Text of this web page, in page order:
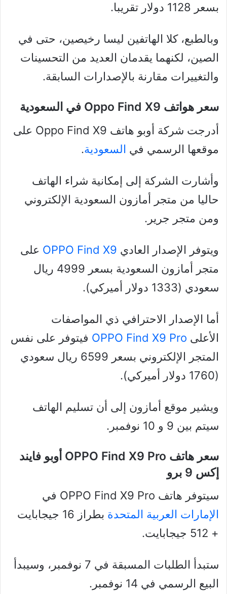
بسعر 1128 دولار تقريبا.
وبالطبع، كلا الهاتفين ليسا رخيصين، حتى في
الصين، لكنهما يقدمان العديد من التحسينات
والتغييرات مقارنة بالإصدارات السابقة.
سعر هواتف Oppo Find X9 في السعودية
أدرجت شركة أوبو هاتف Oppo Find X9 على
موقعها الرسمي في السعودية.
وأشارت الشركة إلى إمكانية شراء الهاتف
حاليا من متجر أمازون السعودية الإلكتروني
ومن متجر جرير.
ويتوفر الإصدار العادي OPPO Find X9 على
متجر أمازون السعودية بسعر 4999 ريال
سعودي (1333 دولار أميركي).
أما الإصدار الاحترافي ذي المواصفات
الأعلى OPPO Find X9 Pro فيتوفر على نفس
المتجر الإلكتروني بسعر 6599 ريال سعودي
(1760 دولار أميركي).
ويشير موقع أمازون إلى أن تسليم الهاتف
سيتم بين 9 و 10 نوفمبر.
سعر هاتف OPPO Find X9 Pro أوبو فايند
إكس 9 برو
سيتوفر هاتف OPPO Find X9 Pro في
الإمارات العربية المتحدة
بطراز 16 جيجابايت
+ 512 جيجابايت.
ستبدأ الطلبات المسبقة في 7 نوفمبر، وسيبدأ
البيع الرسمي في 14 نوفمبر.